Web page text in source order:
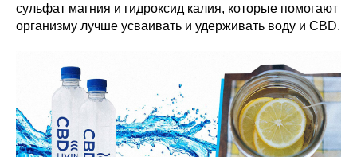
сульфат магния и гидроксид калия, которые помогают
организму лучше усваивать и удерживать воду и CBD.